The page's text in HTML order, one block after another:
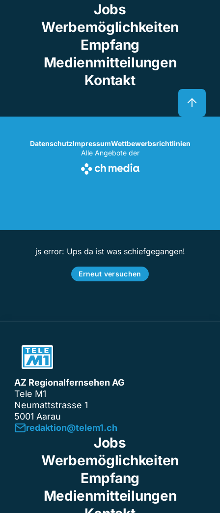
Jobs
Werbemöglichkeiten
Empfang
Medienmitteilungen
Kontakt
DatenschutzImpressumWettbewerbsrichtlinien
Alle Angebote der
js error: Ups da ist was schiefgegangen!
Erneut versuchen
AZ Regionalfernsehen AG
Tele M1
Neumattstrasse 1
5001 Aarau
redaktion@telem1.ch
Jobs
Werbemöglichkeiten
Empfang
Medienmitteilungen